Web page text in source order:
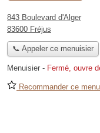
843 Boulevard d'Alger
83600 Fréjus
📞 Appeler ce menuisier
Menuisier - Fermé, ouvre
Recommander ce